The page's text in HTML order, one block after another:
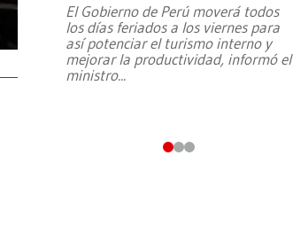
El Gobierno de Perú moverá todos
los días feriados a los viernes para
así potenciar el turismo interno y
mejorar la productividad, informó el
ministro...